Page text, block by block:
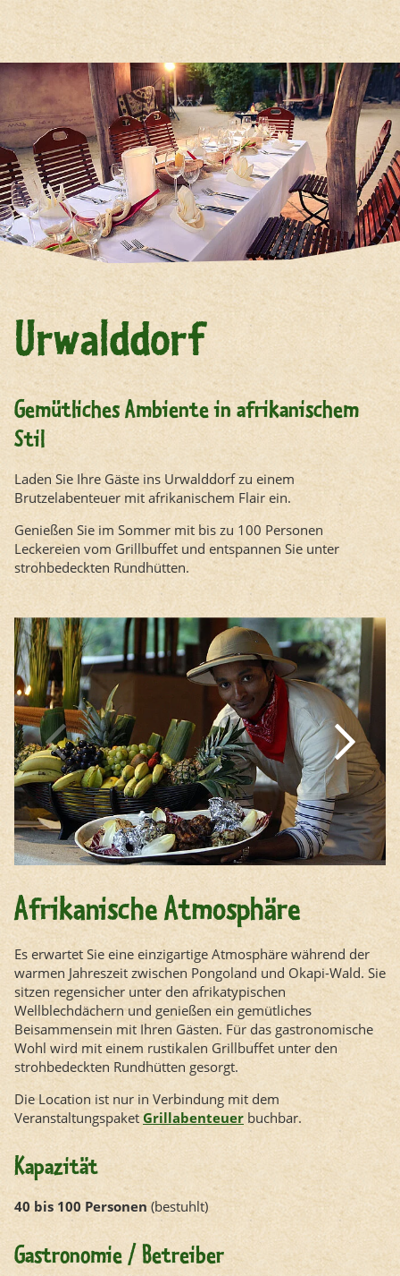
Hauptregion der Seite
Urwalddorf
Gemütliches Ambiente in afrikanischem
Stil
Laden Sie Ihre Gäste ins Urwalddorf zu einem
Brutzelabenteuer mit afrikanischem Flair ein.
Genießen Sie im Sommer mit bis zu 100 Personen
Leckereien vom Grillbuffet und entspannen Sie unter
strohbedeckten Rundhütten.
Afrikanische Atmosphäre
Es erwartet Sie eine einzigartige Atmosphäre während der
warmen Jahreszeit zwischen Pongoland und Okapi-Wald. Sie
sitzen regensicher unter den afrikatypischen
Wellblechdächern und genießen ein gemütliches
Beisammensein mit Ihren Gästen. Für das gastronomische
Wohl wird mit einem rustikalen Grillbuffet unter den
strohbedeckten Rundhütten gesorgt.
Die Location ist nur in Verbindung mit dem
Veranstaltungspaket Grillabenteuer buchbar.
Kapazität
40 bis 100 Personen (bestuhlt)
Gastronomie / Betreiber